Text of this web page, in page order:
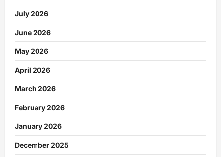
July 2026
June 2026
May 2026
April 2026
March 2026
February 2026
January 2026
December 2025